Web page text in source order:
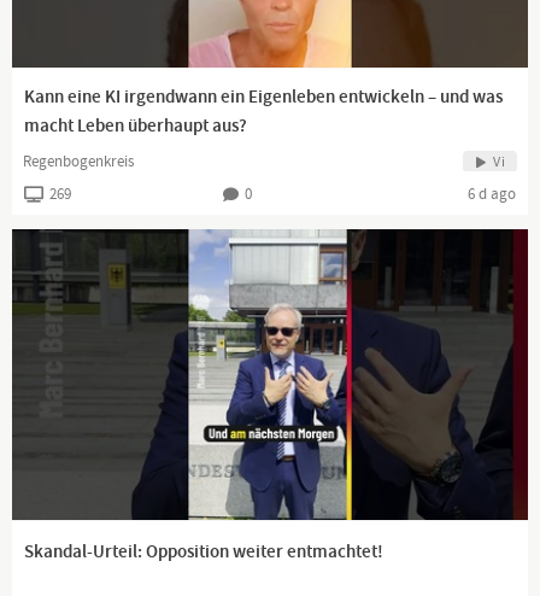
Kann eine KI irgendwann ein Eigenleben entwickeln – und was
macht Leben überhaupt aus?
Regenbogenkreis Vi
269 0 6 d ago
Skandal-Urteil: Opposition weiter entmachtet!